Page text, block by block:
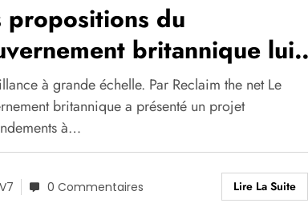
propositions du
britannique lui
d’effectuer une
massive de TOUS
d’un service
dans un délai précis
à grande échelle. Par Reclaim the net Le
britannique a présenté un projet
à…
0 Commentaires Lire La Suite